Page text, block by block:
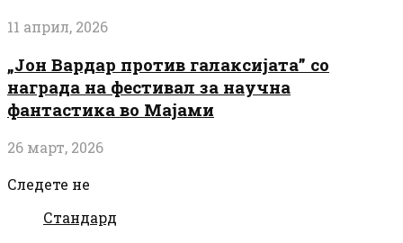
11 април, 2026
„Јон Вардар против галаксијата” со
награда на фестивал за научна
фантастика во Мајами
26 март, 2026
Следете не
Стандард